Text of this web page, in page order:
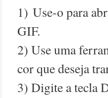
1) Use-o para
GIF.
2) Use uma
cor que deseja
3) Digite a tecla